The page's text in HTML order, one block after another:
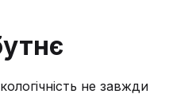
не завжди